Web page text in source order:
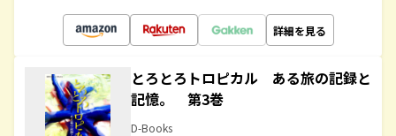
詳細を見る
とろとろトロピカル ある旅の記録と
記憶。 第3巻
D-Books